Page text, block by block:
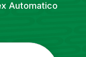
Automatico